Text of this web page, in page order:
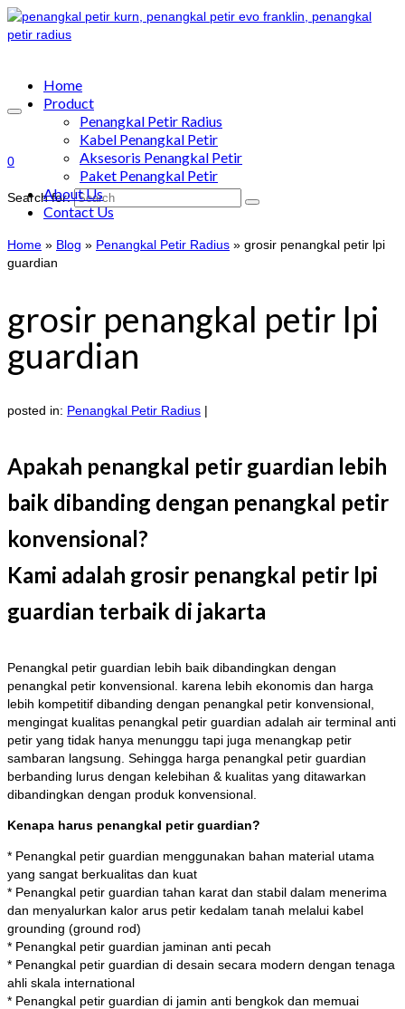
0
Search for:
Home
Product
Penangkal Petir Radius
Kabel Penangkal Petir
Aksesoris Penangkal Petir
Paket Penangkal Petir
About Us
Contact Us
Home » Blog » Penangkal Petir Radius » grosir penangkal petir lpi
guardian
grosir penangkal petir lpi
guardian
posted in: Penangkal Petir Radius |
Apakah penangkal petir guardian lebih
baik dibanding dengan penangkal petir
konvensional?
Kami adalah grosir penangkal petir lpi
guardian terbaik di jakarta
Penangkal petir guardian lebih baik dibandingkan dengan
penangkal petir konvensional. karena lebih ekonomis dan harga
lebih kompetitif dibanding dengan penangkal petir konvensional,
mengingat kualitas penangkal petir guardian adalah air terminal anti
petir yang tidak hanya menunggu tapi juga menangkap petir
sambaran langsung. Sehingga harga penangkal petir guardian
berbanding lurus dengan kelebihan & kualitas yang ditawarkan
dibandingkan dengan produk konvensional.
Kenapa harus penangkal petir guardian?
* Penangkal petir guardian menggunakan bahan material utama
yang sangat berkualitas dan kuat
* Penangkal petir guardian tahan karat dan stabil dalam menerima
dan menyalurkan kalor arus petir kedalam tanah melalui kabel
grounding (ground rod)
* Penangkal petir guardian jaminan anti pecah
* Penangkal petir guardian di desain secara modern dengan tenaga
ahli skala international
* Penangkal petir guardian di jamin anti bengkok dan memuai